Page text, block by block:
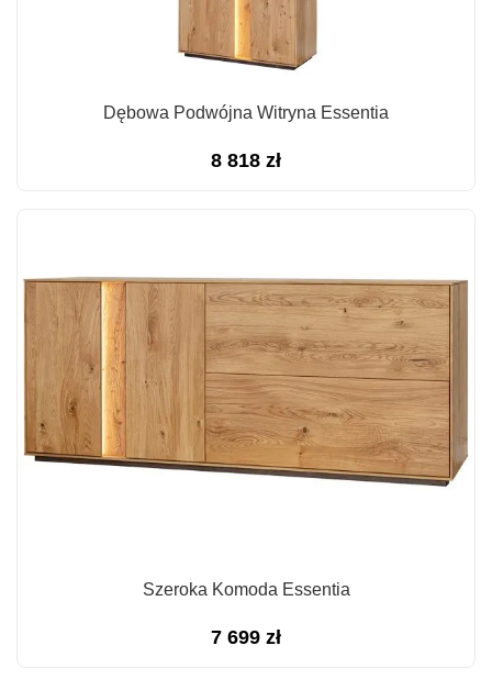
Dębowa Podwójna Witryna Essentia
8 818 zł
Szeroka Komoda Essentia
7 699 zł